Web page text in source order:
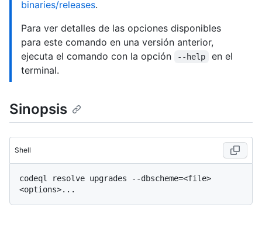
binaries/releases.
Para ver detalles de las opciones disponibles
para este comando en una versión anterior,
ejecuta el comando con la opción
--help
en el
terminal.
Sinopsis
Shell
codeql resolve upgrades --dbscheme=<file>